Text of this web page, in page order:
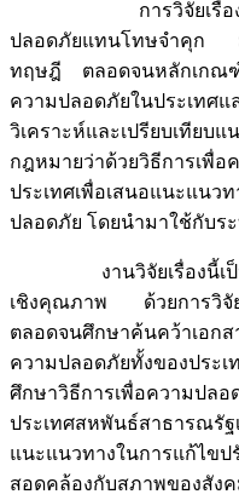
การวิจัยเรื่องมาตร
ปลอดภัยแทนโทษจำคุก มี
ทฤษฎี ตลอดจนหลักเกณฑ์
ความปลอดภัยในประเทศแ
วิเคราะห์และเปรียบเที
กฎหมายว่าด้วยวิธีการเพื่อ
ประเทศเพื่อเสนอแนะแนว
ปลอดภัย โดยนำมาใช้กับร
งานวิจัยเรื่องนี้เป็นก
เชิงคุณภาพ ด้วยการวิจัย
ตลอดจนศึกษาค้นคว้าเอกส
ความปลอดภัยทั้งของประเ
ศึกษาวิธีการเพื่อความปลอ
ประเทศสหพันธ์สาธารณรัฐ
แนะแนวทางในการแก้ไขป
สอดคล้องกับสภาพของสัง